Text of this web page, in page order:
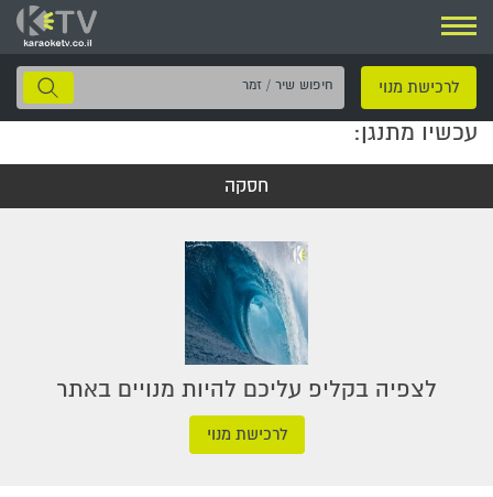
ניווט
לרכישת מנוי
חיפוש
שיר
עכשיו מתנגן:
חסקה
לצפיה בקליפ עליכם להיות מנויים באתר
לרכישת מנוי